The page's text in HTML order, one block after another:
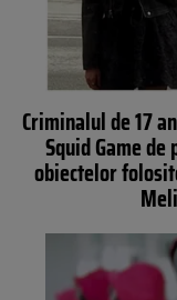
Criminalul de 17
Squid Game
obiectelor